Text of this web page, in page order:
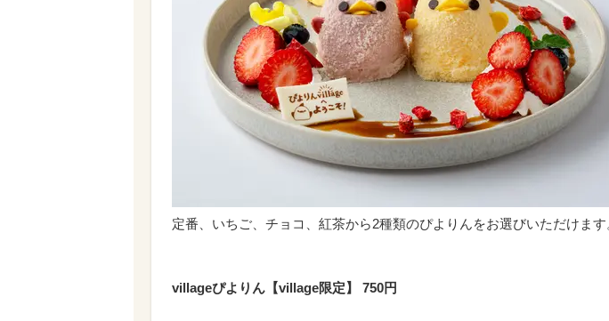
定番、いちご、チョコ、紅茶から2種類のぴよりんをお選びいただけます
villageぴよりん【village限定】 750円